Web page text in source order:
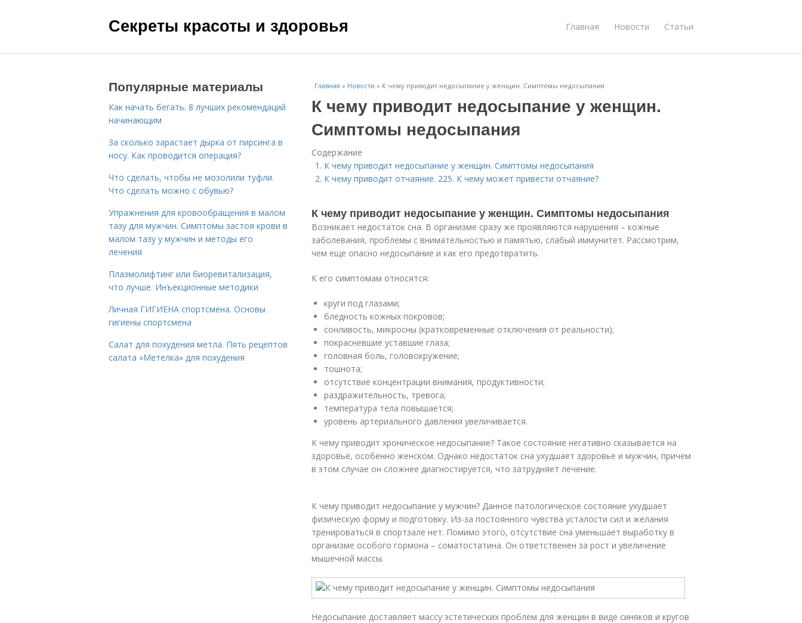
Секреты красоты и здоровья Главная Новости Статьи
Главная » Новости » К чему приводит недосыпание у женщин. Симптомы недосыпания
К чему приводит недосыпание у женщин.
Симптомы недосыпания
Содержание
К чему приводит недосыпание у женщин. Симптомы недосыпания
К чему приводит отчаяние. 225. К чему может привести отчаяние?
К чему приводит недосыпание у женщин. Симптомы недосыпания
Возникает недостаток сна. В организме сразу же проявляются нарушения – кожные
заболевания, проблемы с внимательностью и памятью, слабый иммунитет. Рассмотрим,
чем еще опасно недосыпание и как его предотвратить.
К его симптомам относятся:
круги под глазами;
бледность кожных покровов;
сонливость, микросны (кратковременные отключения от реальности);
покрасневшие уставшие глаза;
головная боль, головокружение;
тошнота;
отсутствие концентрации внимания, продуктивности;
раздражительность, тревога;
температура тела повышается;
уровень артериального давления увеличивается.
К чему приводит хроническое недосыпание? Такое состояние негативно сказывается на
здоровье, особенно женском. Однако недостаток сна ухудшает здоровье и мужчин, причем
в этом случае он сложнее диагностируется, что затрудняет лечение.
К чему приводит недосыпание у мужчин? Данное патологическое состояние ухудшает
физическую форму и подготовку. Из-за постоянного чувства усталости сил и желания
тренироваться в спортзале нет. Помимо этого, отсутствие сна уменьшает выработку в
организме особого гормона – соматостатина. Он ответственен за рост и увеличение
мышечной массы.
Недосыпание доставляет массу эстетических проблем для женщин в виде синяков и кругов
Популярные материалы
Как начать бегать. 8 лучших рекомендаций
начинающим
За сколько зарастает дырка от пирсинга в
носу. Как проводится операция?
Что сделать, чтобы не мозолили туфли.
Что сделать можно с обувью?
Упражнения для кровообращения в малом
тазу для мужчин. Симптомы застоя крови в
малом тазу у мужчин и методы его
лечения
Плазмолифтинг или биоревитализация,
что лучше. Инъекционные методики
Личная ГИГИЕНА спортсмена. Основы
гигиены спортсмена
Салат для похудения метла. Пять рецептов
салата «Метелка» для похудения